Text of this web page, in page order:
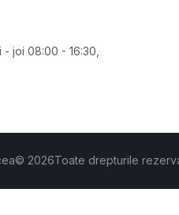
joi 08:00 - 16:30,
© 2026Toate drepturile